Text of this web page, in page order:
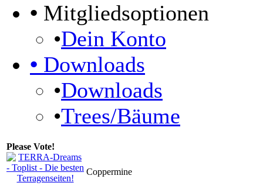
• Mitgliedsoptionen
•Dein Konto
• Downloads
•Downloads
•Trees/Bäume
Please Vote!
Coppermine